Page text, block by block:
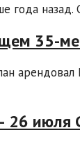
года
35-
июля